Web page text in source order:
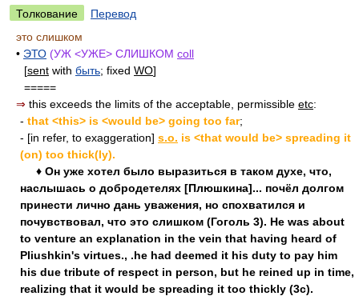
Толкование
Перевод
это слишком
• ЭТО (УЖ <УЖЕ> СЛИШКОМ coll
[sent with быть; fixed WO]
=====
⇒ this exceeds the limits of the acceptable, permissible etc:
- that <this> is <would be> going too far;
- [in refer, to exaggeration] s.o. is <that would be> spreading it
(on) too thick(ly).
♦ Он уже хотел было выразиться в таком духе, что,
наслышась о добродетелях [Плюшкина]... почёл долгом
принести лично дань уважения, но спохватился и
почувствовал, что это слишком (Гоголь 3). He was about
to venture an explanation in the vein that having heard of
Pliushkin's virtues., .he had deemed it his duty to pay him
his due tribute of respect in person, but he reined up in time,
realizing that it would be spreading it too thickly (3c).